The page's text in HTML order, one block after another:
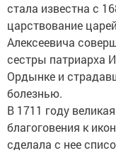
стала известна с
царствование
Алексеевича
сестры патриарха
Ордынке и
болезнью.
В 1711 году
благоговения к
сделала с нее